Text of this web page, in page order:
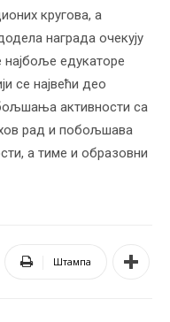
кругова, а
награда очекују
најбоље едукаторе
се највећи део
активности са
рад и побољшава
а тиме и образовни
Штампа